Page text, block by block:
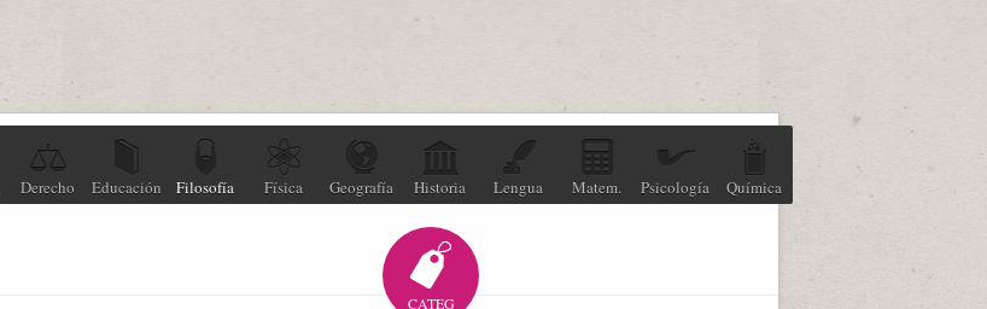
Derecho Educación Filosofía Física Geografía Historia Lengua Matem. Psicología Química
CATEG